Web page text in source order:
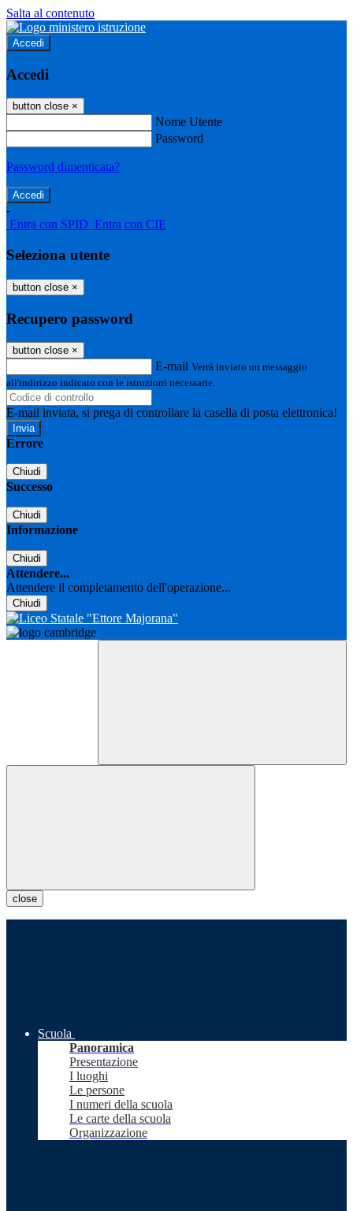
Salta al contenuto
Accedi
Accedi
button close ×
Nome Utente
Password
Password dimenticata?
-
Entra con SPID Entra con CIE
Seleziona utente
button close ×
Recupero password
button close ×
E-mail Verrà inviato un messaggio
all'indirizzo indicato con le istruzioni necessarie.
E-mail inviata, si prega di controllare la casella di posta elettronica!
Errore
Chiudi
Successo
Chiudi
Informazione
Chiudi
Attendere...
Attendere il completamento dell'operazione...
Chiudi
close
Scuola
Panoramica
Presentazione
I luoghi
Le persone
I numeri della scuola
Le carte della scuola
Organizzazione